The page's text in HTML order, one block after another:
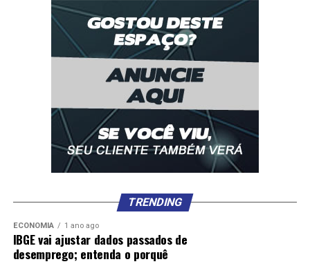
Relator reduz o valor obrigatório do Fundeb para
educação integral
Prefeito e vereadores eleitos em SP são diplomados
TRENDING
ECONOMIA 1 ano ago
IBGE vai ajustar dados passados de
desemprego; entenda o porquê